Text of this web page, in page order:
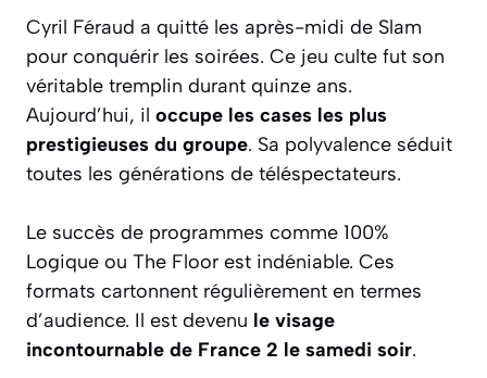
Cyril Féraud a quitté les après-midi de Slam
pour conquérir les soirées. Ce jeu culte fut son
véritable tremplin durant quinze ans.
Aujourd’hui, il occupe les cases les plus
prestigieuses du groupe. Sa polyvalence séduit
toutes les générations de téléspectateurs.
Le succès de programmes comme 100%
Logique ou The Floor est indéniable. Ces
formats cartonnent régulièrement en termes
d’audience. Il est devenu le visage
incontournable de France 2 le samedi soir.